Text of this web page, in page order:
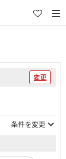
変更
条件を変更